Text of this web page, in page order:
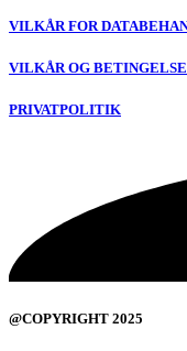
VILKÅR FOR
VILKÅR OG
PRIVATPOLITIK
@COPYRIGHT 2025